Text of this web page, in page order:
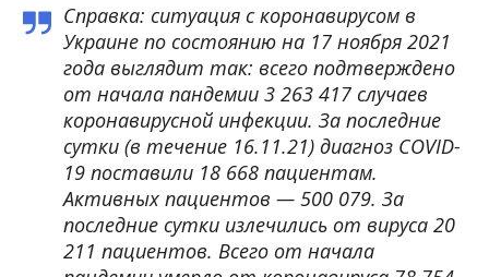
Справка: ситуация с коронавирусом в
Украине по состоянию на 17 ноября 2021
года выглядит так: всего подтверждено
от начала пандемии 3 263 417 случаев
коронавирусной инфекции. За последние
сутки (в течение 16.11.21) диагноз COVID-
19 поставили 18 668 пациентам.
Активных пациентов — 500 079. За
последние сутки излечились от вируса 20
211 пациентов. Всего от начала